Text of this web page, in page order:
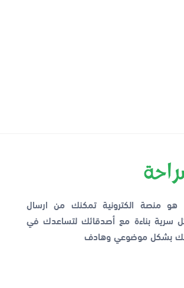
هو منصة الكترونية تمكنك من ارسال
سرية بناءة مع أصدقائك لتساعدك في
بشكل موضوعي وهادف